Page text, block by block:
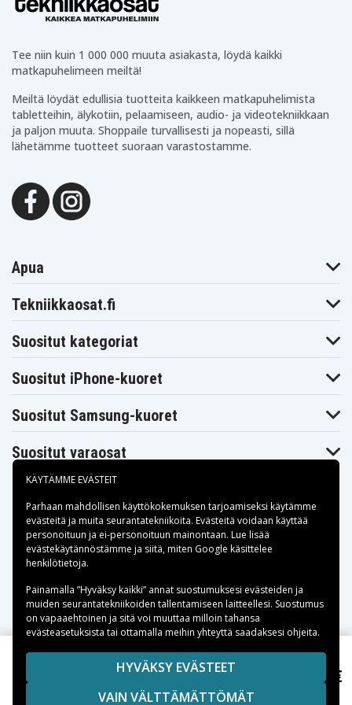
Yhteensopivuus: iPhone XS
Turvallisuus: Ylilataussuoja, oikosulkusuoja,
ylijännitesuoja
Tuotenro IXSHC-BATT
Tuotetyyppi
15,90 €
Tee niin kuin 1 000 000 muuta asiakasta, löydä kaikki
matkapuhelimeen meiltä!
Meiltä löydät edullisia tuotteita kaikkeen matkapuhelimista
tabletteihin, älykotiin, pelaamiseen, audio- ja videotekniikkaan
ja paljon muuta. Shoppaile turvallisesti ja nopeasti, sillä
lähetämme tuotteet suoraan varastostamme.
Apua
Tekniikkaosat.fi
Suositut kategoriat
Suositut iPhone-kuoret
Suositut Samsung-kuoret
Suositut varaosat
Maksuvaihtoehdot
Toimitusvaihtoehdot
Copyright © 2026, Spares Nordic AB
SIVULLA MAINITUT TAVARAMERKIT OVAT OMISTAJIENSA
OMAISUUTTA.
KÄYTÄMME EVÄSTEIT
Parhaan mahdollisen käyttökokemuksen tarjoamiseksi käytämme
evästeitä ja muita seurantatekniikoita. Evästeitä voidaan käyttää
personoituun ja ei-personoituun mainontaan. Lue lisää
evästekäytännöstämme ja siitä, miten Google käsittelee
henkilötietoja.
Painamalla ”Hyväksy kaikki” annat suostumuksesi evästeiden ja
muiden seurantatekniikoiden tallentamiseen laitteellesi. Suostumus
on vapaaehtoinen ja sitä voi muuttaa milloin tahansa
evästeasetuksista tai ottamalla meihin yhteyttä saadaksesi ohjeita.
HYVÄKSY EVÄSTEET
VAIN VÄLTTÄMÄTTÖMÄT